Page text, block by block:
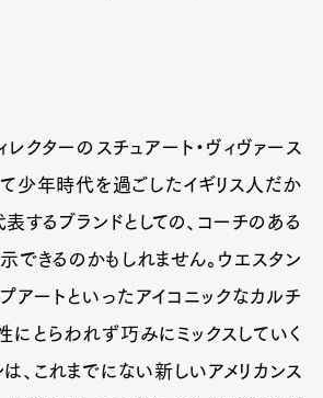
レクターのスチュアート・ヴィヴァース
て少年時代を過ごしたイギリス人だか
表するブランドとしての、コーチのある
できるのかもしれません。ウエスタン
アートといったアイコニックなカルチ
にとらわれず巧みにミックスしていく
、これまでにない新しいアメリカンス